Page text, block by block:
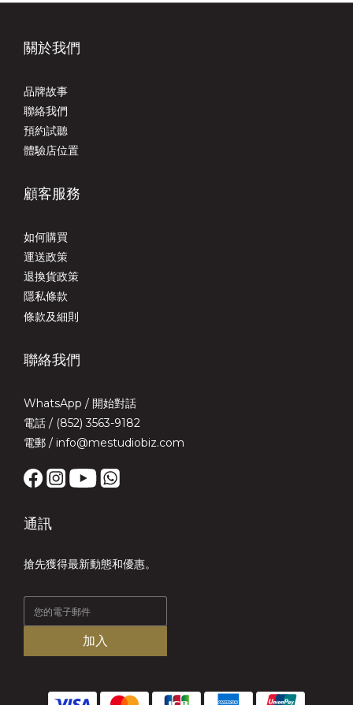
關於我們
品牌故事
聯絡我們
預約試聽
體驗店位置
顧客服務
如何購買
運送政策
退換貨政策
隱私條款
條款及細則
聯絡我們
WhatsApp / 開始對話
電話 / (852) 3563-9182
電郵 / info@mestudiobiz.com
通訊
搶先獲得最新動態和優惠。
加入